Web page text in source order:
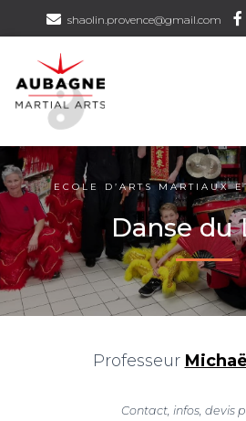
shaolin.provence@gmail.com
ECOLE D’ARTS MARTIAUX
Danse du
Professeur
Contact, infos, devis